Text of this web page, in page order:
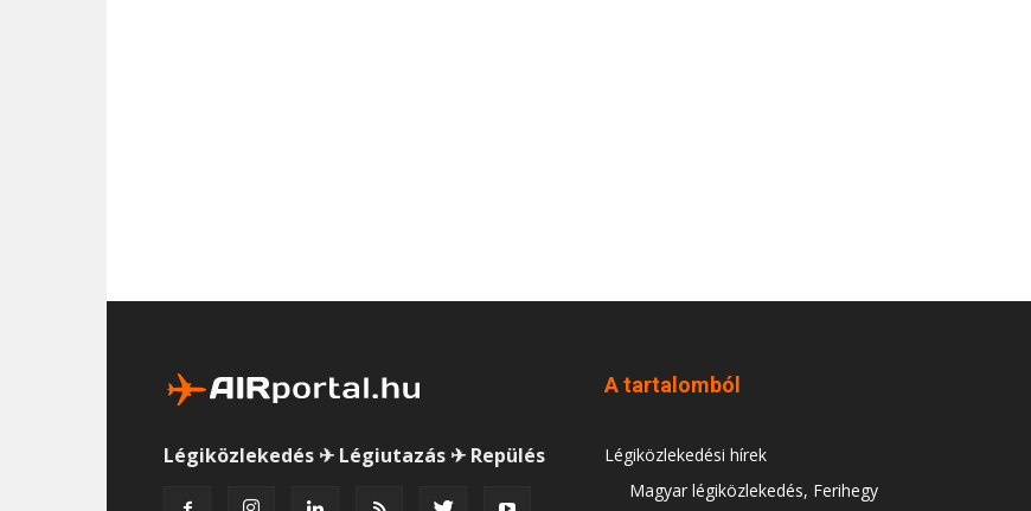
Légiközlekedés ✈ Légiutazás ✈ Repülés
A tartalomból
Légiközlekedési hírek
Magyar légiközlekedés, Ferihegy